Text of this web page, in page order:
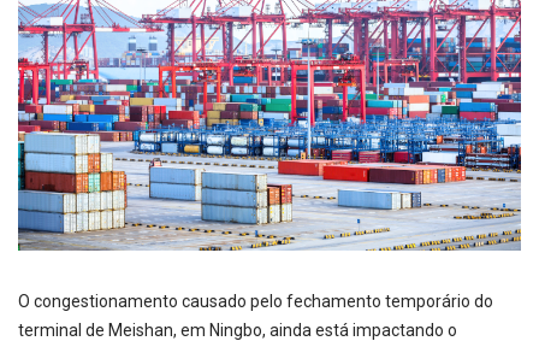
O congestionamento causado pelo fechamento temporário do
terminal de Meishan, em Ningbo, ainda está impactando o